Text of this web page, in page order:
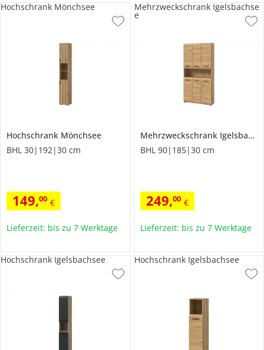
Hochschrank Mönchsee
BHL 30|192|30 cm
149,00 €
Hochschrank Mönchsee
Lieferzeit: bis zu 7 Werktage
Mehrzweckschrank Igelsbachsee
BHL 90|185|30 cm
249,00 €
Mehrzweckschrank Igelsbachse
e
Lieferzeit: bis zu 7 Werktage
Hochschrank Igelsbachsee Hochschrank Igelsbachsee